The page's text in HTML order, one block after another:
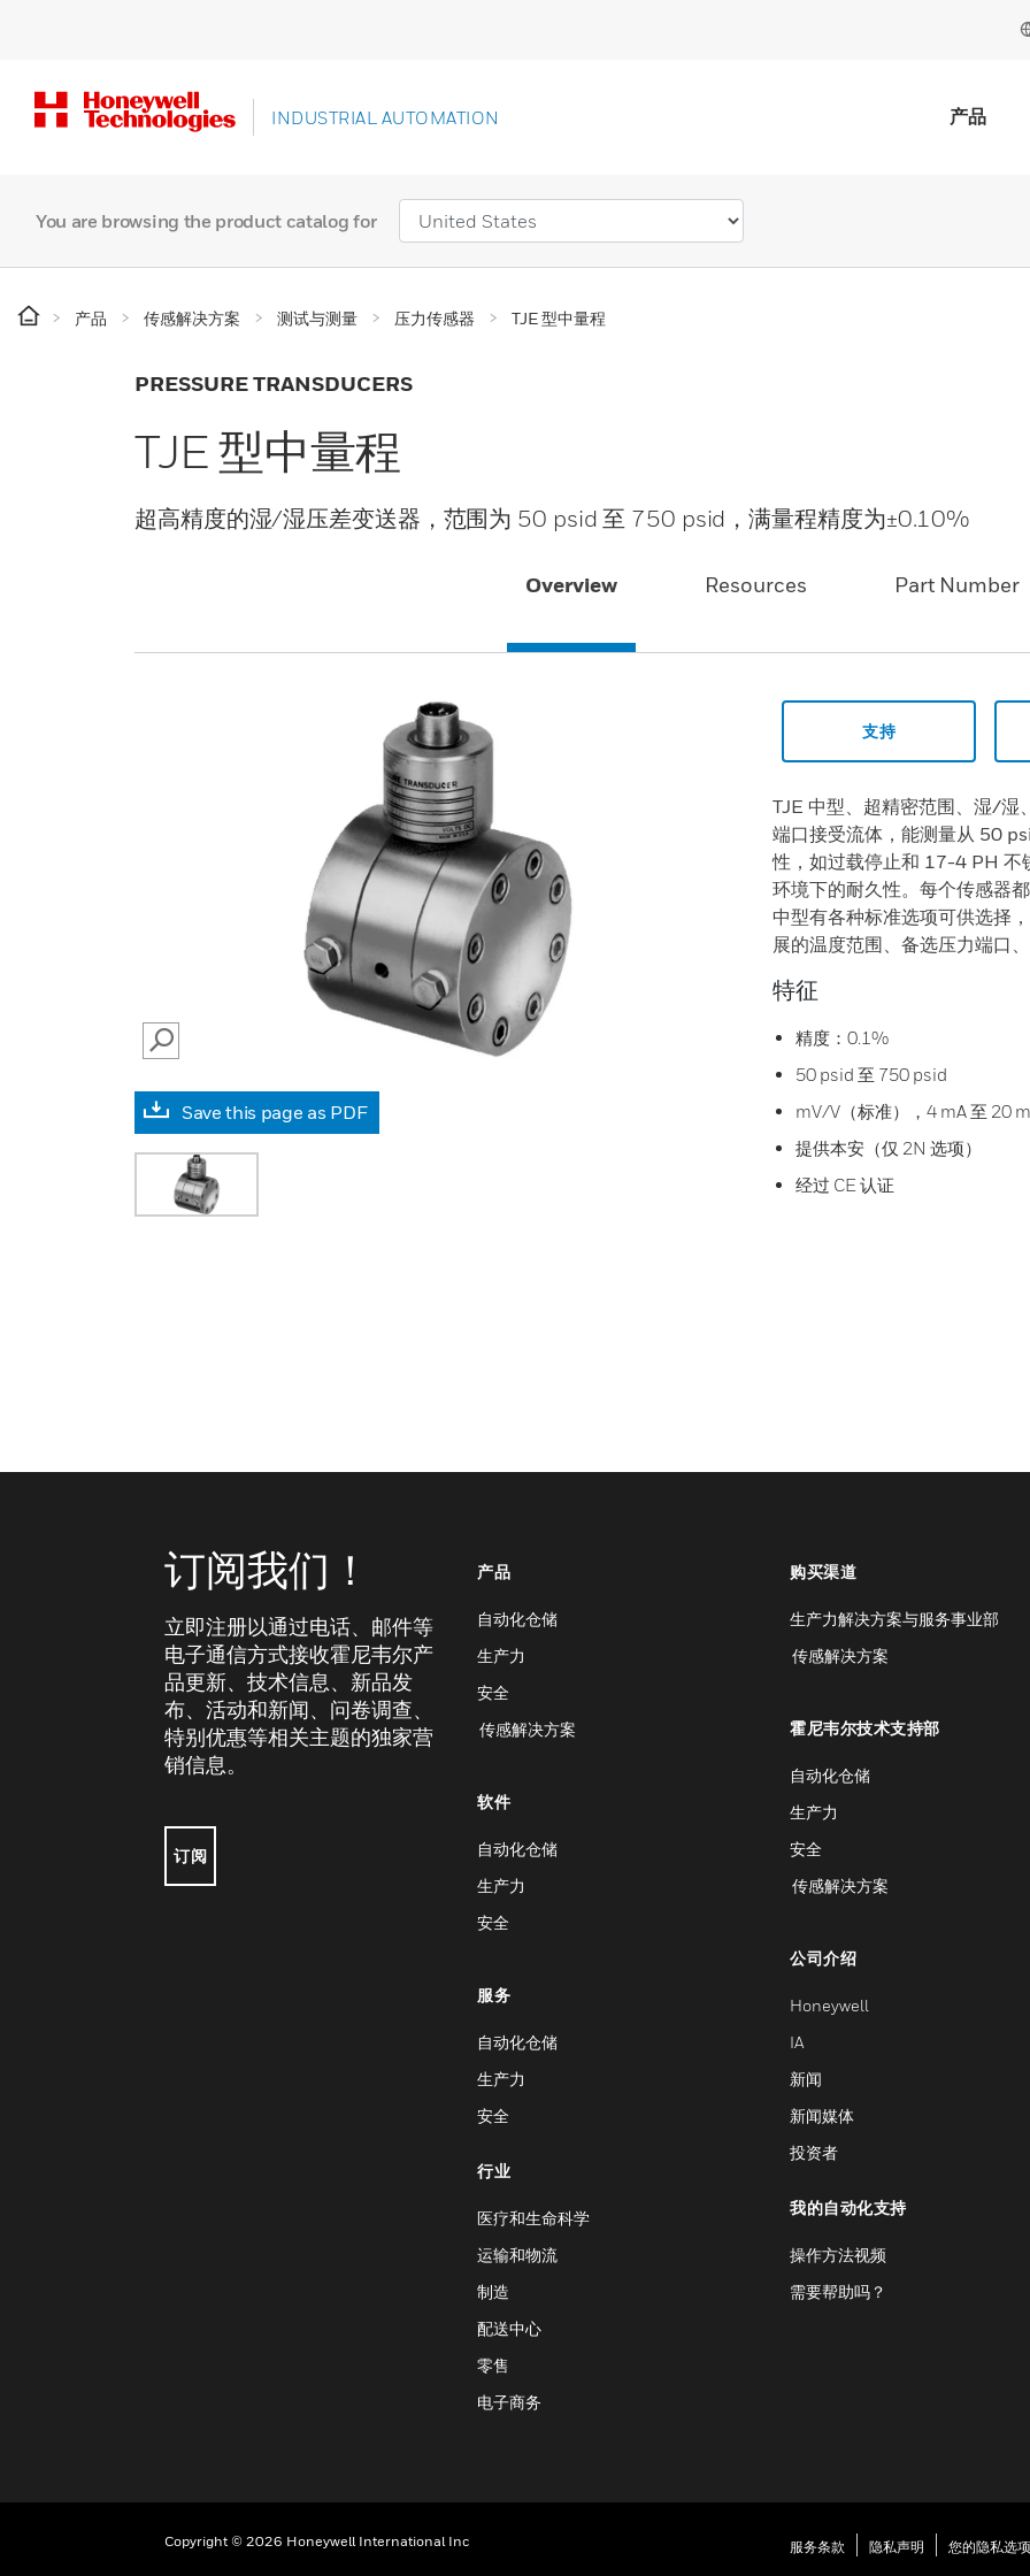
INDUSTRIAL AUTOMATION 产品
You are browsing the product catalog for
产品 传感解决方案 测试与测量 压力传感器 TJE 型中量程
PRESSURE TRANSDUCERS
TJE 型中量程
超高精度的湿/湿压差变送器，范围为 50 psid 至 750 psid，满量程精度为±0.10%
Overview Resources Part Number
SEARCH
Save this page as PDF
支持
TJE 中型、超精密范围、湿/湿
端口接受流体，能测量从 50
性，如过载停止和 17-4 PH 不
环境下的耐久性。每个传感器
中型有各种标准选项可供选择
展的温度范围、备选压力端口
特征
精度：0.1%
50 psid 至 750 psid
mV/V（标准），4 mA 至 20
提供本安（仅 2N 选项）
经过 CE 认证
订阅我们！
立即注册以通过电话、邮件等
电子通信方式接收霍尼韦尔产
品更新、技术信息、新品发
布、活动和新闻、问卷调查、
特别优惠等相关主题的独家营
销信息。
订阅
产品
自动化仓储
生产力
安全
传感解决方案
软件
自动化仓储
生产力
安全
服务
自动化仓储
生产力
安全
行业
医疗和生命科学
运输和物流
制造
配送中心
零售
电子商务
购买渠道
生产力解决方案与服务事业部
传感解决方案
霍尼韦尔技术支持部
自动化仓储
生产力
安全
传感解决方案
公司介绍
Honeywell
IA
新闻
新闻媒体
投资者
我的自动化支持
操作方法视频
需要帮助吗？
Copyright © 2026 Honeywell International Inc 服务条款 隐私声明 您的隐私选项